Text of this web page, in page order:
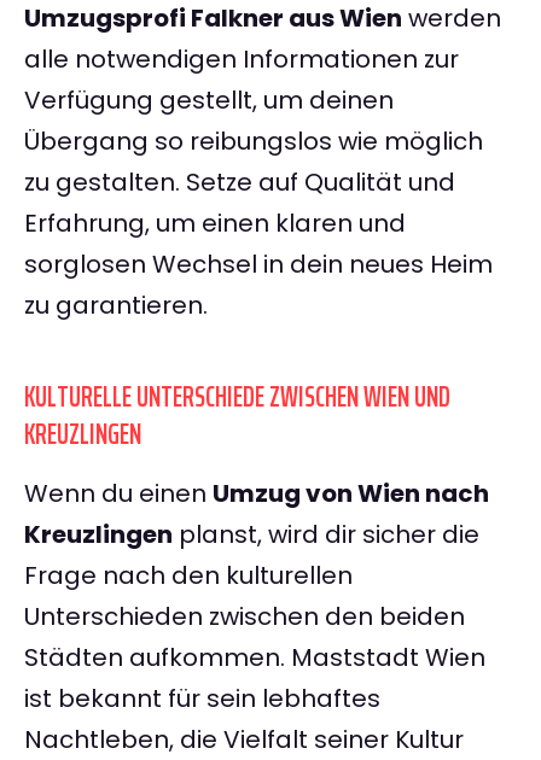
Umzugsprofi Falkner aus Wien werden
alle notwendigen Informationen zur
Verfügung gestellt, um deinen
Übergang so reibungslos wie möglich
zu gestalten. Setze auf Qualität und
Erfahrung, um einen klaren und
sorglosen Wechsel in dein neues Heim
zu garantieren.
KULTURELLE UNTERSCHIEDE ZWISCHEN WIEN UND
KREUZLINGEN
Wenn du einen Umzug von Wien nach
Kreuzlingen planst, wird dir sicher die
Frage nach den kulturellen
Unterschieden zwischen den beiden
Städten aufkommen. Maststadt Wien
ist bekannt für sein lebhaftes
Nachtleben, die Vielfalt seiner Kultur